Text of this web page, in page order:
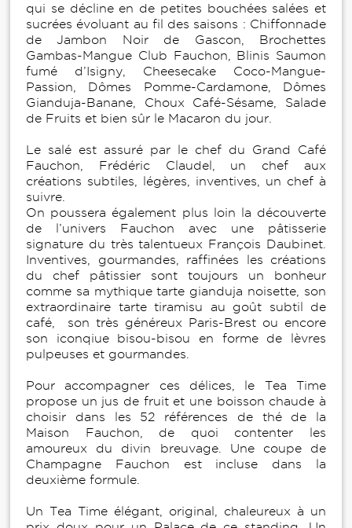
qui se décline en de petites bouchées salées et
sucrées évoluant au fil des saisons : Chiffonnade
de Jambon Noir de Gascon, Brochettes
Gambas-Mangue Club Fauchon, Blinis Saumon
fumé d’Isigny, Cheesecake Coco-Mangue-
Passion, Dômes Pomme-Cardamone, Dômes
Gianduja-Banane, Choux Café-Sésame, Salade
de Fruits et bien sûr le Macaron du jour.
Le salé est assuré par le chef du Grand Café
Fauchon, Frédéric Claudel, un chef aux
créations subtiles, légères, inventives, un chef à
suivre.
On poussera également plus loin la découverte
de l’univers Fauchon avec une pâtisserie
signature du très talentueux François Daubinet.
Inventives, gourmandes, raffinées les créations
du chef pâtissier sont toujours un bonheur
comme sa mythique tarte gianduja noisette, son
extraordinaire tarte tiramisu au goût subtil de
café, son très généreux Paris-Brest ou encore
son iconqiue bisou-bisou en forme de lèvres
pulpeuses et gourmandes.
Pour accompagner ces délices, le Tea Time
propose un jus de fruit et une boisson chaude à
choisir dans les 52 références de thé de la
Maison Fauchon, de quoi contenter les
amoureux du divin breuvage. Une coupe de
Champagne Fauchon est incluse dans la
deuxième formule.
Un Tea Time élégant, original, chaleureux à un